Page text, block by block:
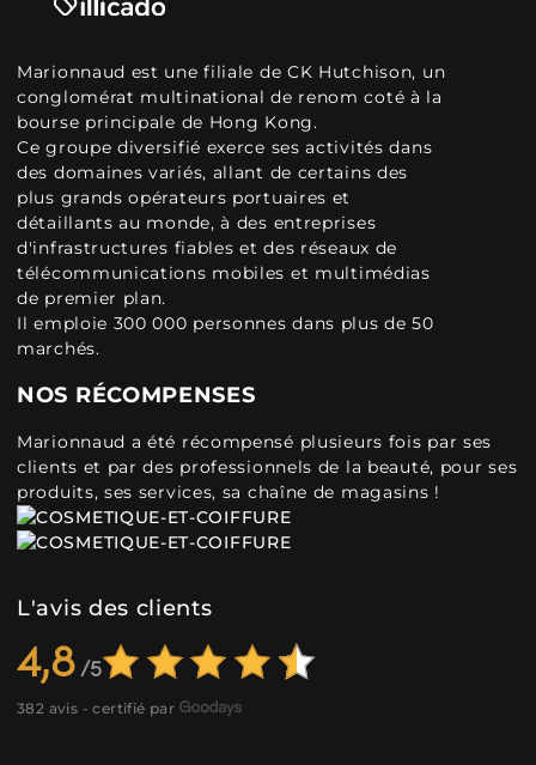
Marionnaud est une filiale de CK Hutchison, un
conglomérat multinational de renom coté à la
bourse principale de Hong Kong.
Ce groupe diversifié exerce ses activités dans
des domaines variés, allant de certains des
plus grands opérateurs portuaires et
détaillants au monde, à des entreprises
d'infrastructures fiables et des réseaux de
télécommunications mobiles et multimédias
de premier plan.
Il emploie 300 000 personnes dans plus de 50
marchés.
NOS RÉCOMPENSES
Marionnaud a été récompensé plusieurs fois par ses
clients et par des professionnels de la beauté, pour ses
produits, ses services, sa chaîne de magasins !
L'avis des clients
4,8
382 avis - certifié par